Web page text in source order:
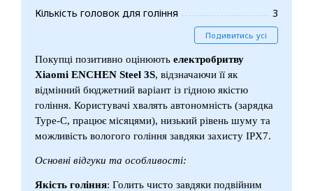
Кількість головок для гоління
3
Подивитись усі
Покупці позитивно оцінюють електробритву
Xiaomi ENCHEN Steel 3S, відзначаючи її як
відмінний бюджетний варіант із гідною якістю
гоління. Користувачі хвалять автономність (зарядка
Type-C, працює місяцями), низький рівень шуму та
можливість вологого гоління завдяки захисту IPX7.
Основні відгуки та особливості:
Якість гоління: Голить чисто завдяки подвійним